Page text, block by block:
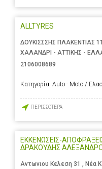
ALLTYRES
ΔΟΥΚΙΣΣΣΗΣ ΠΛΑΚΕΝΤΙΑΣ
ΧΑΛΑΝΔΡΙ - ΑΤΤΙΚΗΣ -
2106008689
Κατηγορία: Auto - Moto /
ΠΕΡΙΣΣΟΤΕΡΑ
ΕΚΚΕΝΩΣΕΙΣ-
ΔΡΑΚΟΥΔΗΣ
Αντωνιου Κελεση 31 , Νέα